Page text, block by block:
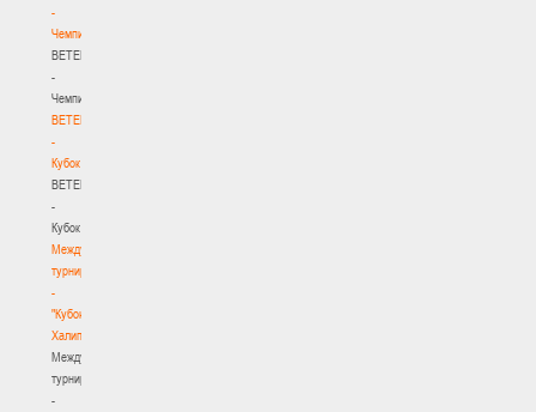
-
Чемпионат
BETERA
-
Чемпионат
BETERA
-
Кубок
BETERA
-
Кубок
Международный
турнир
-
"Кубок
Халипского"
Международный
турнир
-